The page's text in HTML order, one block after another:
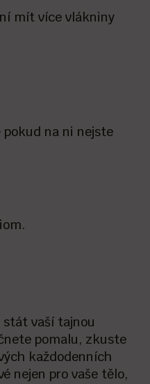
mít více vlákniny
na ni nejste
stát vaší tajnou
pomalu, zkuste
každodenních
nejen pro vaše tělo,